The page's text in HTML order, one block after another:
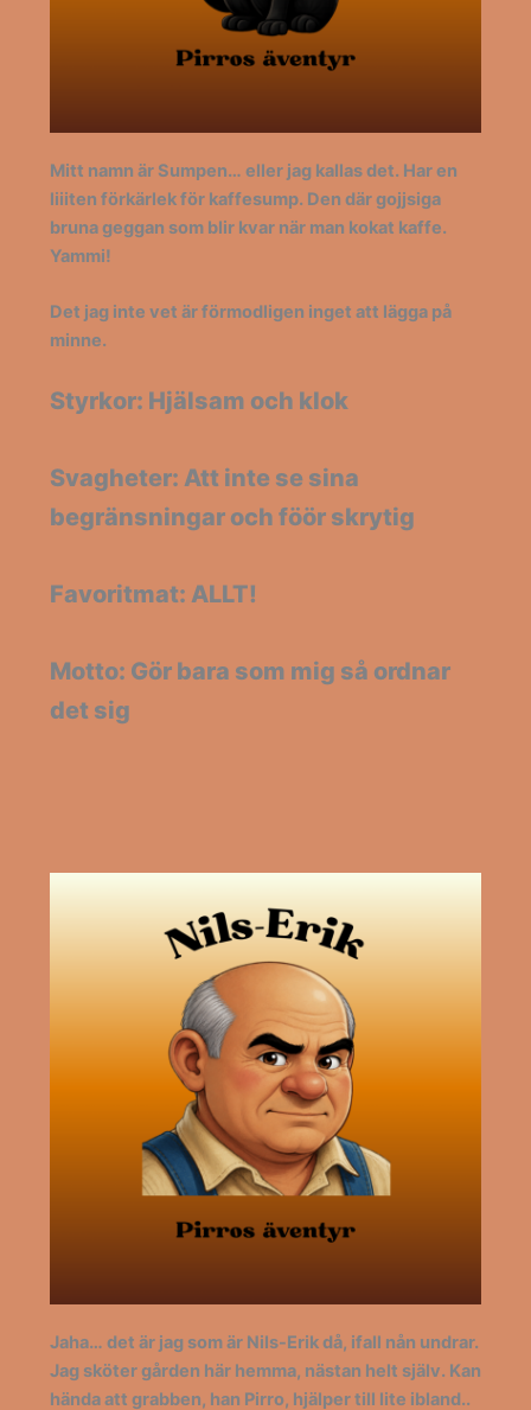
Mitt namn är Sumpen… eller jag kallas det. Har en
liiiten förkärlek för kaffesump. Den där gojjsiga
bruna geggan som blir kvar när man kokat kaffe.
Yammi!
Det jag inte vet är förmodligen inget att lägga på
minne.
Styrkor: Hjälsam och klok
Svagheter: Att inte se sina
begränsningar och föör skrytig
Favoritmat: ALLT!
Motto: Gör bara som mig så ordnar
det sig
Jaha… det är jag som är Nils-Erik då, ifall nån undrar.
Jag sköter gården här hemma, nästan helt själv. Kan
hända att grabben, han Pirro, hjälper till lite ibland..